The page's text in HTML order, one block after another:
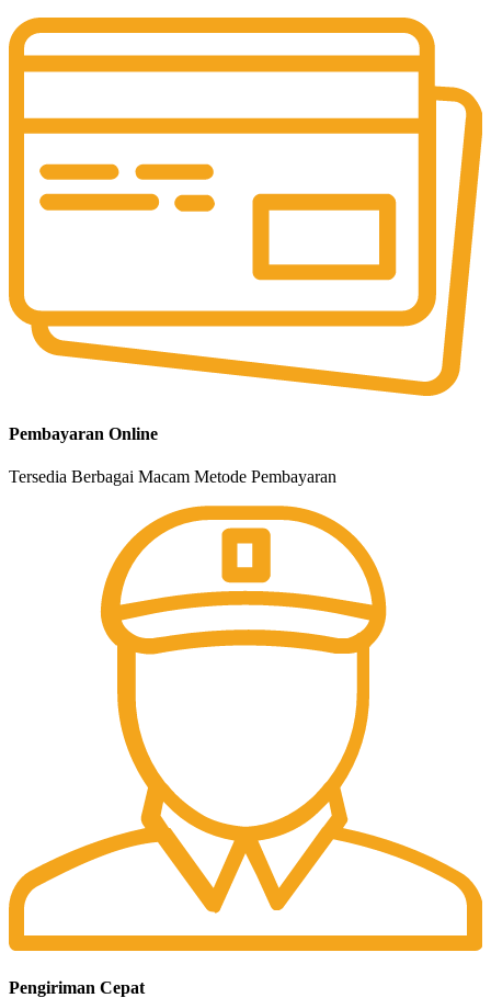
Pembayaran Online
Tersedia Berbagai Macam Metode Pembayaran
Pengiriman Cepat